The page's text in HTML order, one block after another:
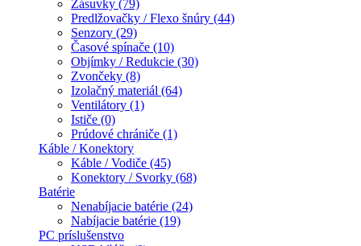
Zásuvky (79)
Predlžovačky / Flexo šnúry (44)
Senzory (29)
Časové spínače (10)
Objímky / Redukcie (30)
Zvončeky (8)
Izolačný materiál (64)
Ventilátory (1)
Ističe (0)
Prúdové chrániče (1)
Káble / Konektory
Káble / Vodiče (45)
Konektory / Svorky (68)
Batérie
Nenabíjacie batérie (24)
Nabíjacie batérie (19)
PC príslušenstvo